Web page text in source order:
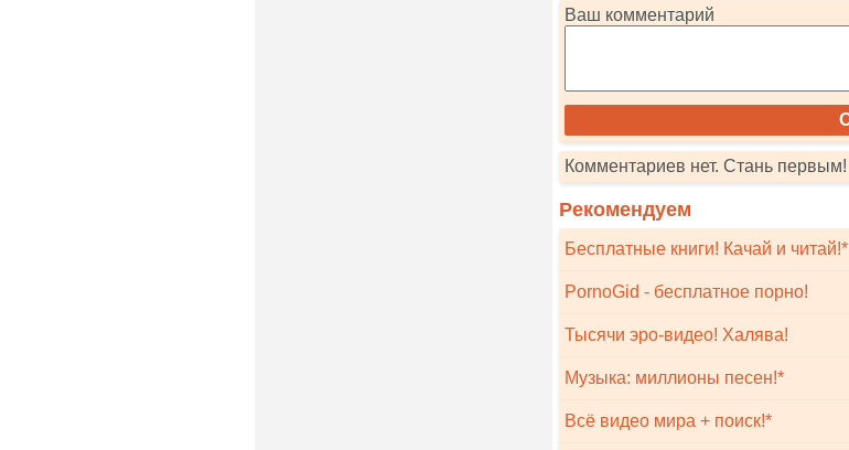
Ваш комментарий
Комментариев нет. Стань первым!
Рекомендуем
Бесплатные книги! Качай и читай!*
PornoGid - бесплатное порно!
Тысячи эро-видео! Халява!
Музыка: миллионы песен!*
Всё видео мира + поиск!*